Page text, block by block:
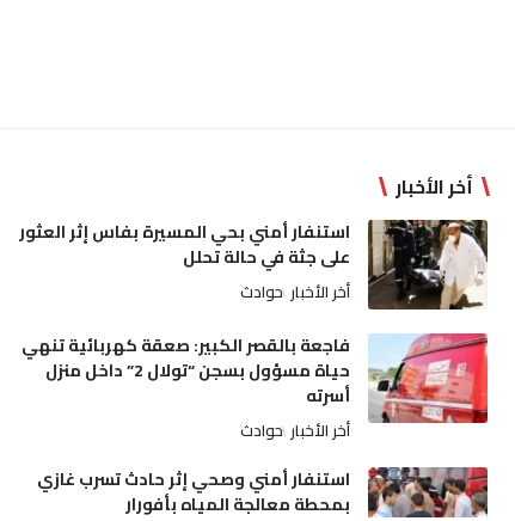
أخر الأخبار
استنفار أمني بحي المسيرة بفاس إثر العثور
على جثة في حالة تحلل
أخر الأخبار حوادث
فاجعة بالقصر الكبير: صعقة كهربائية تنهي
حياة مسؤول بسجن “تولال 2” داخل منزل
أسرته
أخر الأخبار حوادث
استنفار أمني وصحي إثر حادث تسرب غازي
بمحطة معالجة المياه بأفورار